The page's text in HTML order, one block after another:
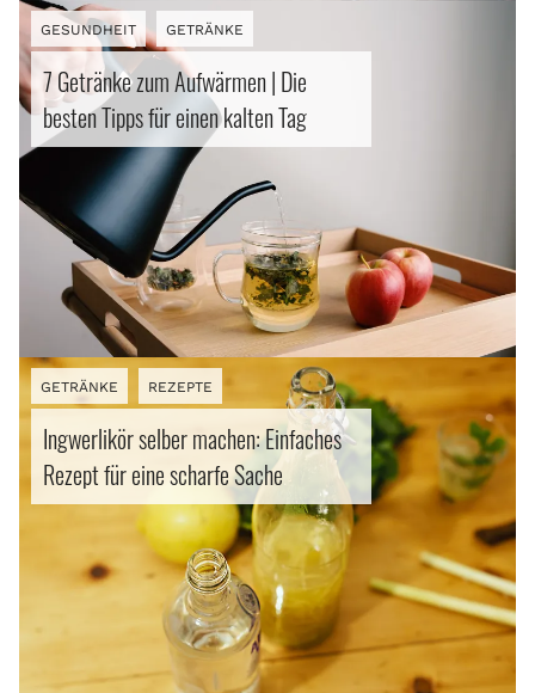
GESUNDHEIT GETRÄNKE
7 Getränke zum Aufwärmen | Die
besten Tipps für einen kalten Tag
GETRÄNKE REZEPTE
Ingwerlikör selber machen: Einfaches
Rezept für eine scharfe Sache